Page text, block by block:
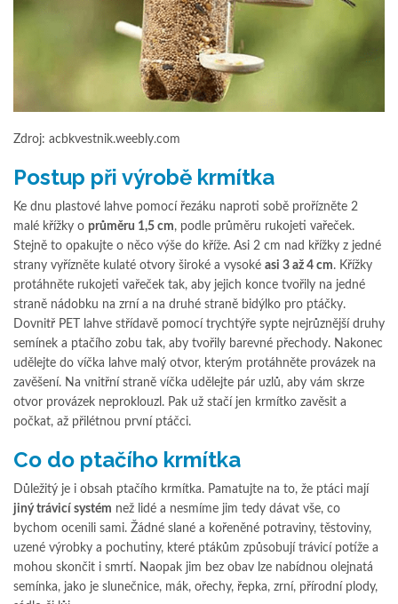
Zdroj: acbkvestnik.weebly.com
Postup při výrobě krmítka
Ke dnu plastové lahve pomocí řezáku naproti sobě prořízněte 2
malé křížky o průměru 1,5 cm, podle průměru rukojeti vařeček.
Stejně to opakujte o něco výše do kříže. Asi 2 cm nad křížky z jedné
strany vyřízněte kulaté otvory široké a vysoké asi 3 až 4 cm. Křížky
protáhněte rukojeti vařeček tak, aby jejich konce tvořily na jedné
straně nádobku na zrní a na druhé straně bidýlko pro ptáčky.
Dovnitř PET lahve střídavě pomocí trychtýře sypte nejrůznější druhy
semínek a ptačího zobu tak, aby tvořily barevné přechody. Nakonec
udělejte do víčka lahve malý otvor, kterým protáhněte provázek na
zavěšení. Na vnitřní straně víčka udělejte pár uzlů, aby vám skrze
otvor provázek neproklouzl. Pak už stačí jen krmítko zavěsit a
počkat, až přilétnou první ptáčci.
Co do ptačího krmítka
Důležitý je i obsah ptačího krmítka. Pamatujte na to, že ptáci mají
jiný trávicí systém než lidé a nesmíme jim tedy dávat vše, co
bychom ocenili sami. Žádné slané a kořeněné potraviny, těstoviny,
uzené výrobky a pochutiny, které ptákům způsobují trávicí potíže a
mohou skončit i smrtí. Naopak jim bez obav lze nabídnou olejnatá
semínka, jako je slunečnice, mák, ořechy, řepka, zrní, přírodní plody,